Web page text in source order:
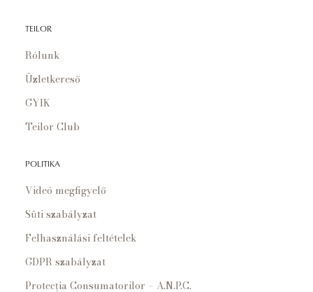
TEILOR
Rólunk
Üzletkereső
GYIK
Teilor Club
POLITIKA
Videó megfigyelő
Süti szabályzat
Felhasználási feltételek
GDPR szabályzat
Protecția Consumatorilor – A.N.P.C.